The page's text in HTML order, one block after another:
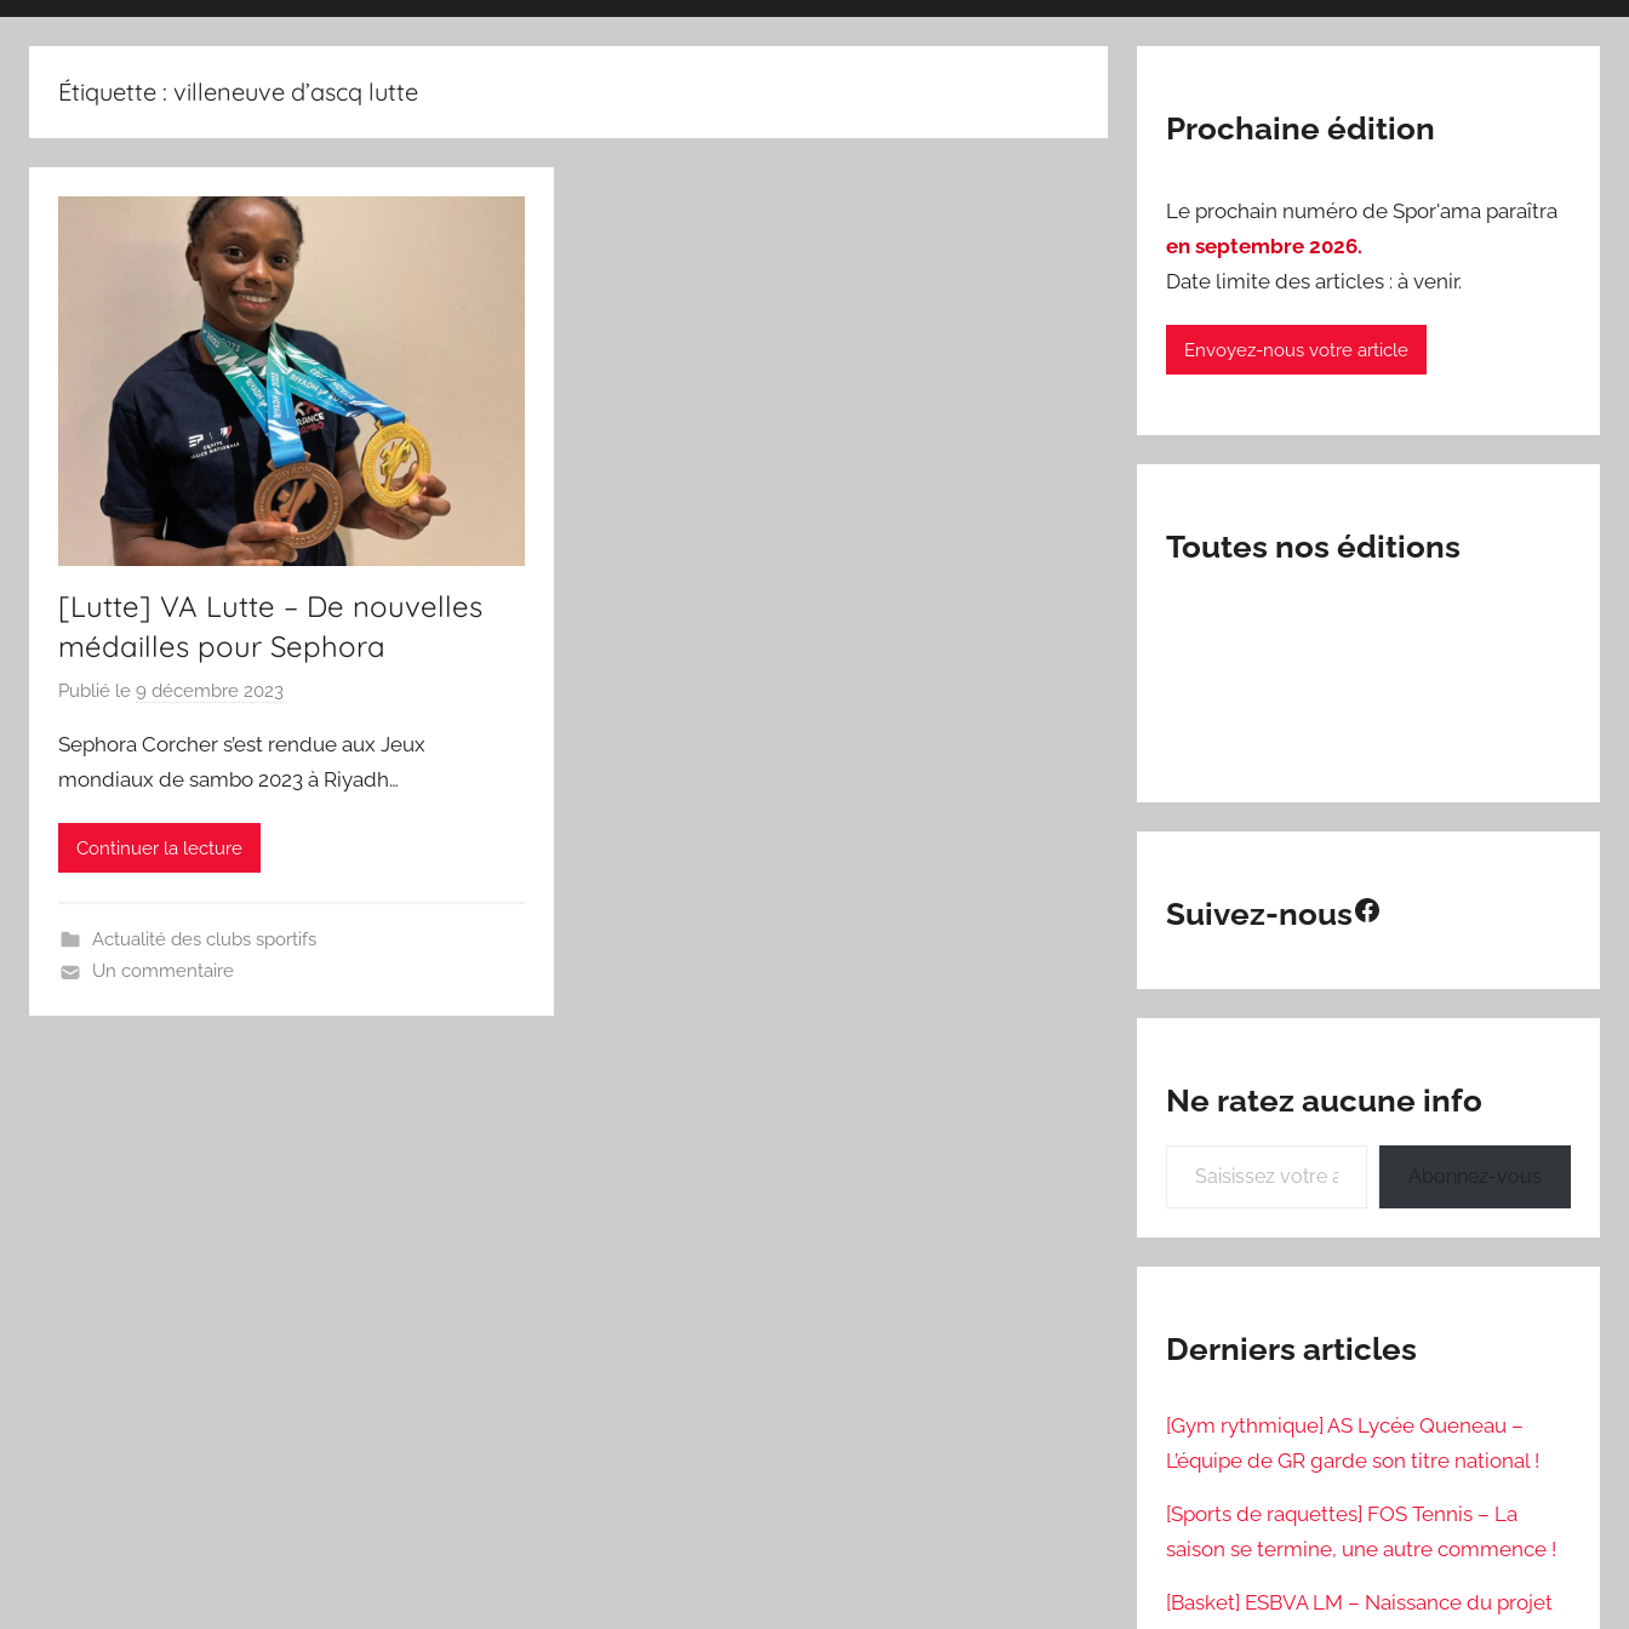
magazine
du
sport
sportifs
villeneuvois
Étiquette : villeneuve d’ascq lutte
[Lutte] VA Lutte – De nouvelles
médailles pour Sephora
Publié le 9 décembre 2023
r
S
a
Sephora Corcher s’est rendue aux Jeux
mondiaux de sambo 2023 à Riyadh…
Continuer la lecture
Actualité des clubs sportifs
Un commentaire
Prochaine édition
Le prochain numéro de Spor'ama paraîtra
en septembre 2026.
Date limite des articles : à venir.
Envoyez-nous votre article
Toutes nos éditions
Suivez-nousFacebook
Ne ratez aucune info
Abonnez-vous
Derniers articles
[Gym rythmique] AS Lycée Queneau –
L’équipe de GR garde son titre national !
[Sports de raquettes] FOS Tennis – La
saison se termine, une autre commence !
[Basket] ESBVA LM – Naissance du projet